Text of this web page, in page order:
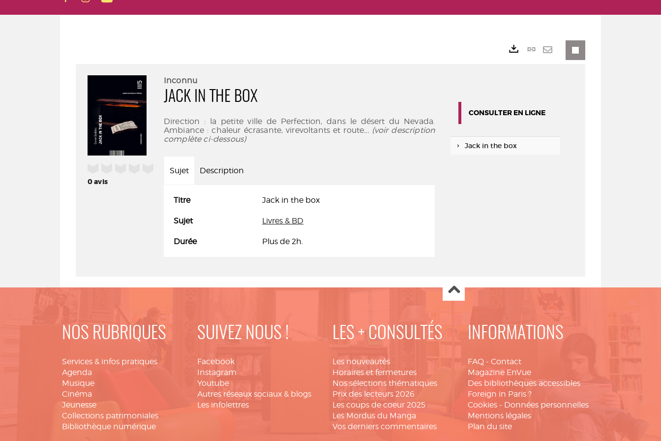
0avis
Inconnu
JACK IN THE BOX
Direction : la petite ville de Perfection, dans le désert du Nevada.
Ambiance : chaleur écrasante, virevoltants et route... (voir description
complète ci-dessous)
Sujet Description
Titre Jack in the box
Sujet Livres & BD
Durée Plus de 2h.
Lien
CONSULTER EN LIGNE
Jack in the box
NOS RUBRIQUES
Services & infos pratiques
Agenda
Musique
Cinéma
Jeunesse
Collections patrimoniales
Bibliothèque numérique
SUIVEZ NOUS !
Facebook
Instagram
Youtube
Autres réseaux sociaux & blogs
Les infolettres
LES + CONSULTÉS
Les nouveautés
Horaires et fermetures
Nos sélections thématiques
Prix des lecteurs 2026
Les coups de coeur 2025
Les Mordus du Manga
Vos derniers commentaires
INFORMATIONS
FAQ - Contact
Magazine EnVue
Des bibliothèques accessibles
Foreign in Paris ?
Cookies - Données personnelles
Mentions légales
Plan du site